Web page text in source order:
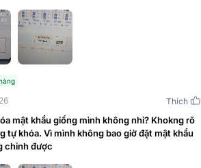
RCA và nguồn điện - hỗ trợ kết nối nhanh
vi. Nhờ kích thước nhỏ gọn và trọng
VX10 có thể dễ dàng lắp đặt trong nhiều
phòng khách gia đình cho đến phòng hát
Thích
mật khẩu giống mình không nhỉ? Khokng rõ
tự khóa. Vì mình không bao giờ đặt mật khẩu
chỉnh được